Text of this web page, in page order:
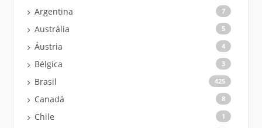
Argentina 7
Austrália 5
Áustria 4
Bélgica 3
Brasil 425
Canadá 8
Chile 1